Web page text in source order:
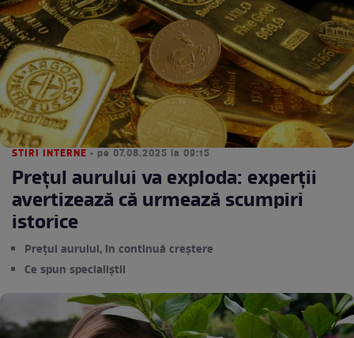
STIRI INTERNE • pe 07.08.2025 la 09:15
Prețul aurului va exploda: experții
avertizează că urmează scumpiri
istorice
Prețul aurului, în continuă creștere
Ce spun specialiștii